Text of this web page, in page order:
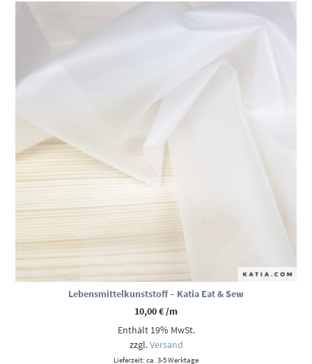
Lebensmittelkunststoff – Katia Eat & Sew
10,00€/m
Enthält 19% MwSt.
zzgl.Versand
Lieferzeit: ca. 3-5 Werktage